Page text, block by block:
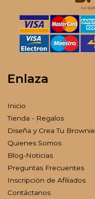
Enlaza
Inicio
Tienda - Regalos
Diseña y Crea Tu Brownie
Quienes Somos
Blog-Noticias
Preguntas Frecuentes
Inscripción de Afiliados
Contáctanos